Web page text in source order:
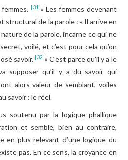
[31]» Les femmes devenant
structural de la parole : « Il arrive en
de la parole, incarne ce qui ne
voilé, et c’est pour cela qu’on
savoir. [32]» C’est parce qu’il y a le
supposer qu’il y a du savoir qui
ont alors valeur de semblant, voiles
savoir : le réel.
par la logique phallique
et semble, bien au contraire,
en plus relevant d’une logique du
pas. En ce sens, la croyance en